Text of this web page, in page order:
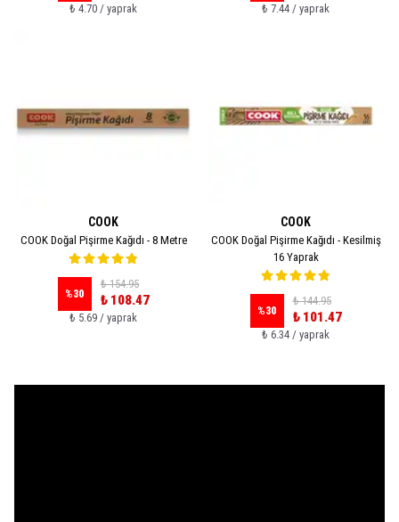
₺ 4.70 / yaprak ₺ 7.44 / yaprak
COOK
COOK Doğal Pişirme Kağıdı - 8 Metre
%30
₺ 154.95
₺ 108.47
₺ 5.69 / yaprak
COOK
COOK Doğal Pişirme Kağıdı - Kesilmiş
16 Yaprak
%30
₺ 144.95
₺ 101.47
₺ 6.34 / yaprak